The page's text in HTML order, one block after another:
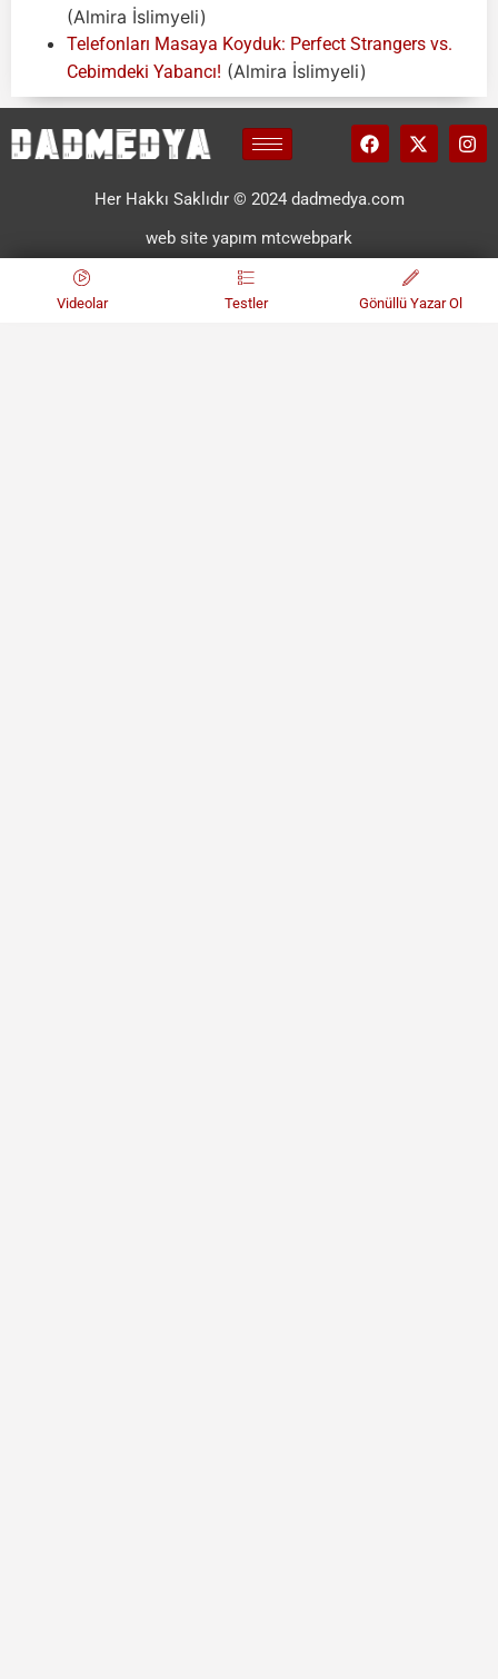
(Almira İslimyeli)
Telefonları Masaya Koyduk: Perfect Strangers vs.
Cebimdeki Yabancı! (Almira İslimyeli)
Her Hakkı Saklıdır © 2024 dadmedya.com
web site yapım mtcwebpark
Videolar Testler Gönüllü Yazar Ol